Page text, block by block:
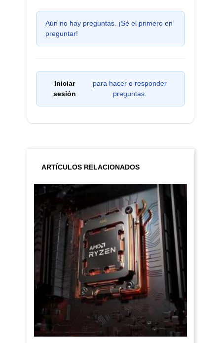
Aún no hay preguntas. ¡Sé el primero en
preguntar!
Iniciar
sesión
para hacer o responder
preguntas.
ARTÍCULOS RELACIONADOS